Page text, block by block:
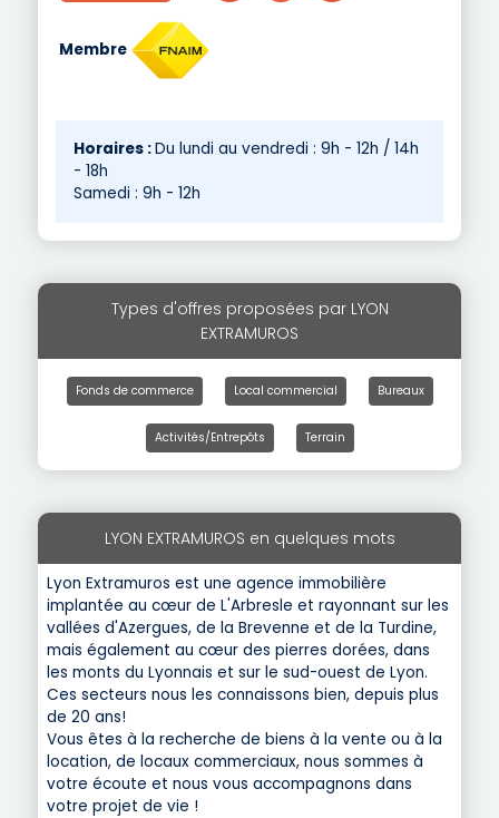
Membre
Horaires :Du lundi au vendredi : 9h - 12h / 14h
- 18h
Samedi : 9h - 12h
Types d'offres proposées par LYON
EXTRAMUROS
Fonds de commerce Local commercial Bureaux
Activités/Entrepôts Terrain
LYON EXTRAMUROS en quelques mots
Lyon Extramuros est une agence immobilière
implantée au cœur de L'Arbresle et rayonnant sur les
vallées d'Azergues, de la Brevenne et de la Turdine,
mais également au cœur des pierres dorées, dans
les monts du Lyonnais et sur le sud-ouest de Lyon.
Ces secteurs nous les connaissons bien, depuis plus
de 20 ans!
Vous êtes à la recherche de biens à la vente ou à la
location, de locaux commerciaux, nous sommes à
votre écoute et nous vous accompagnons dans
votre projet de vie !